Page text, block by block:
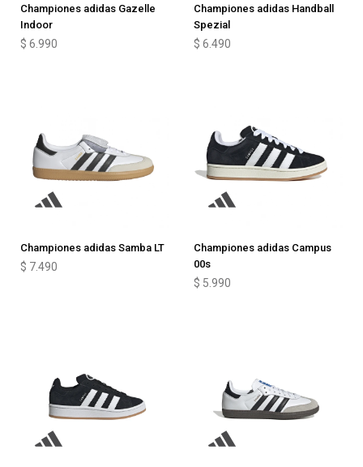
Championes adidas Gazelle
Indoor
$ 6.990
Championes adidas Handball
Spezial
$ 6.490
Championes adidas Samba LT
$ 7.490
Championes adidas Campus
00s
$ 5.990